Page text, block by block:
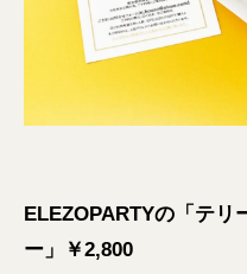
ELEZOPARTYの「テリ
ー」￥2,800